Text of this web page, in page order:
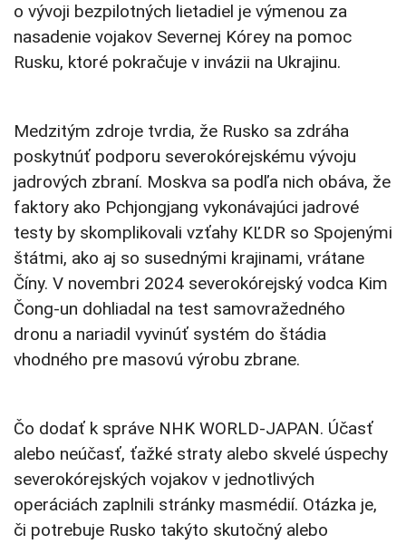
o vývoji bezpilotných lietadiel je výmenou za
nasadenie vojakov Severnej Kórey na pomoc
Rusku, ktoré pokračuje v invázii na Ukrajinu.
Medzitým zdroje tvrdia, že Rusko sa zdráha
poskytnúť podporu severokórejskému vývoju
jadrových zbraní. Moskva sa podľa nich obáva, že
faktory ako Pchjongjang vykonávajúci jadrové
testy by skomplikovali vzťahy KĽDR so Spojenými
štátmi, ako aj so susednými krajinami, vrátane
Číny. V novembri 2024 severokórejský vodca Kim
Čong-un dohliadal na test samovražedného
dronu a nariadil vyvinúť systém do štádia
vhodného pre masovú výrobu zbrane.
Čo dodať k správe NHK WORLD-JAPAN. Účasť
alebo neúčasť, ťažké straty alebo skvelé úspechy
severokórejských vojakov v jednotlivých
operáciách zaplnili stránky masmédií. Otázka je,
či potrebuje Rusko takýto skutočný alebo